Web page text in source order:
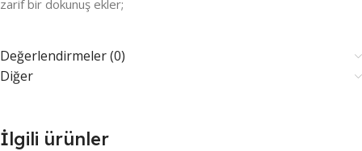
zarif bir dokunuş ekler;
Değerlendirmeler (0)
Diğer
İlgili ürünler